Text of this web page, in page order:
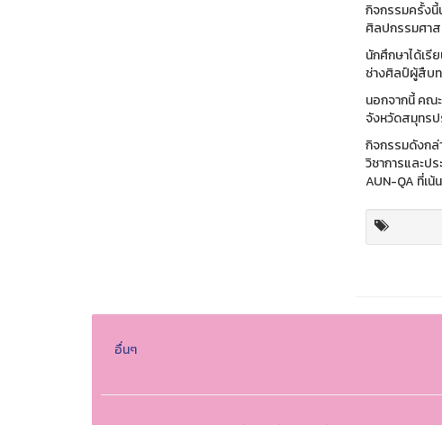
กิจกรรมครั้ง
ศิลปกรรมศาส
นักศึกษาได้เรี
ช่างศิลป์ผู้สืบ
นอกจากนี้ คณ
จังหวัดสมุทรป
กิจกรรมดังกล่
วิชาการและ
AUN-QA ที่เ
อื่นๆ